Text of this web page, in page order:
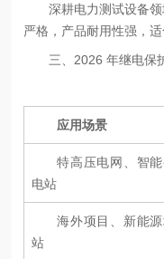
深耕电力测试设备
严格，产品耐用性强，
三、2026 年继电保
应用场景
特高压电网、智
电站
海外项目、新能
站